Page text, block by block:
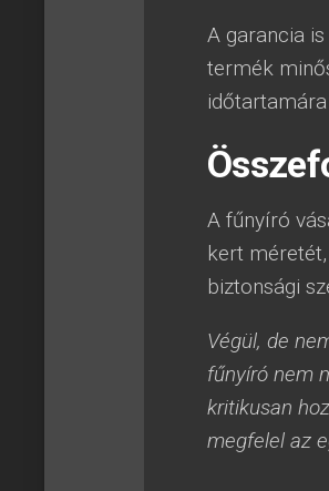
A garancia
termék
A fűnyíró
kert
biztonsági
Végül, de
fűnyíró nem
kritikusan
megfelel az